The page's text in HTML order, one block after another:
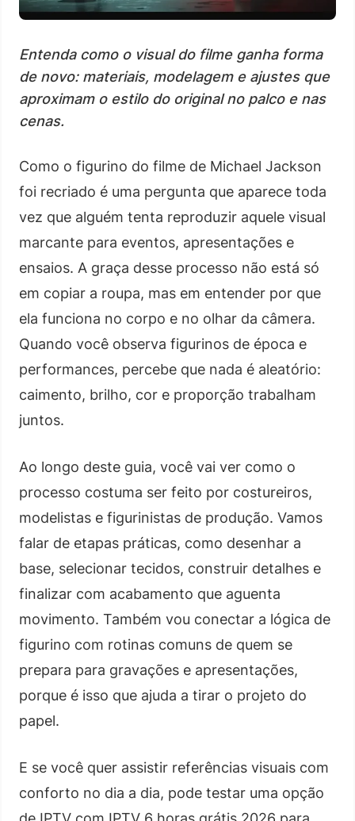
Entenda como o visual do filme ganha forma
de novo: materiais, modelagem e ajustes que
aproximam o estilo do original no palco e nas
cenas.
Como o figurino do filme de Michael Jackson
foi recriado é uma pergunta que aparece toda
vez que alguém tenta reproduzir aquele visual
marcante para eventos, apresentações e
ensaios. A graça desse processo não está só
em copiar a roupa, mas em entender por que
ela funciona no corpo e no olhar da câmera.
Quando você observa figurinos de época e
performances, percebe que nada é aleatório:
caimento, brilho, cor e proporção trabalham
juntos.
Ao longo deste guia, você vai ver como o
processo costuma ser feito por costureiros,
modelistas e figurinistas de produção. Vamos
falar de etapas práticas, como desenhar a
base, selecionar tecidos, construir detalhes e
finalizar com acabamento que aguenta
movimento. Também vou conectar a lógica de
figurino com rotinas comuns de quem se
prepara para gravações e apresentações,
porque é isso que ajuda a tirar o projeto do
papel.
E se você quer assistir referências visuais com
conforto no dia a dia, pode testar uma opção